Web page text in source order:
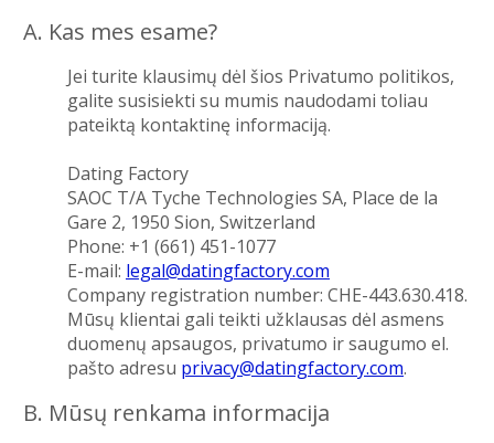
A. Kas mes esame?
Jei turite klausimų dėl šios Privatumo politikos,
galite susisiekti su mumis naudodami toliau
pateiktą kontaktinę informaciją.
Dating Factory
SAOC T/A Tyche Technologies SA, Place de la
Gare 2, 1950 Sion, Switzerland
Phone: +1 (661) 451-1077
E-mail: legal@datingfactory.com
Company registration number: CHE-443.630.418.
Mūsų klientai gali teikti užklausas dėl asmens
duomenų apsaugos, privatumo ir saugumo el.
pašto adresu privacy@datingfactory.com.
B. Mūsų renkama informacija